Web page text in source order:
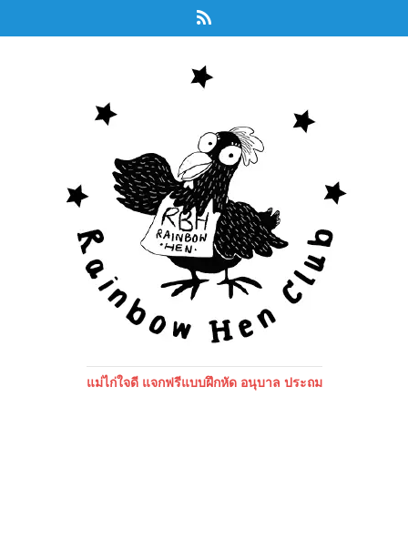
แม่ไก่ใจดี แจกฟรีแบบฝึกหัด อนุบาล ประถม